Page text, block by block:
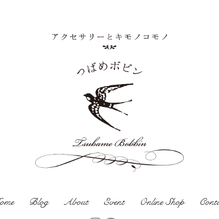
Blog About Event Online Shop